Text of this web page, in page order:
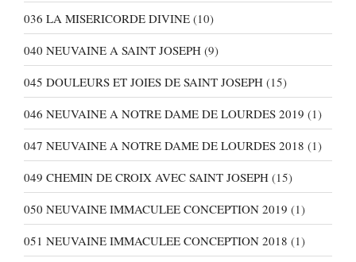
036 LA MISERICORDE DIVINE (10)
040 NEUVAINE A SAINT JOSEPH (9)
045 DOULEURS ET JOIES DE SAINT JOSEPH (15)
046 NEUVAINE A NOTRE DAME DE LOURDES 2019 (1)
047 NEUVAINE A NOTRE DAME DE LOURDES 2018 (1)
049 CHEMIN DE CROIX AVEC SAINT JOSEPH (15)
050 NEUVAINE IMMACULEE CONCEPTION 2019 (1)
051 NEUVAINE IMMACULEE CONCEPTION 2018 (1)